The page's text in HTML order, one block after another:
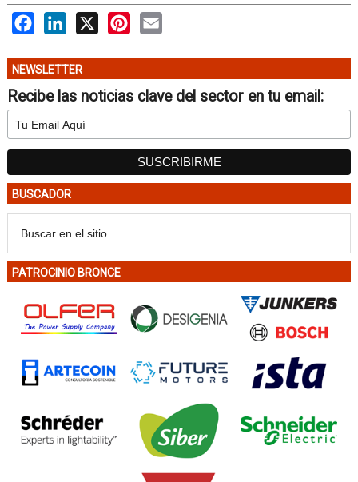
FacebookLinkedIn Pinterest
NEWSLETTER
Recibe las noticias clave del sector en tu email:
BUSCADOR
PATROCINIO BRONCE